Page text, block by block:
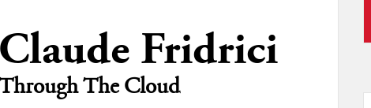
Fridrici
The Cloud